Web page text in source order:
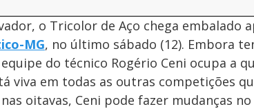
o Tricolor de Aço chega embalado
MG, no último sábado (12). Embora
do técnico Rogério Ceni ocupa a
viva em todas as outras competições
oitavas, Ceni pode fazer mudanças